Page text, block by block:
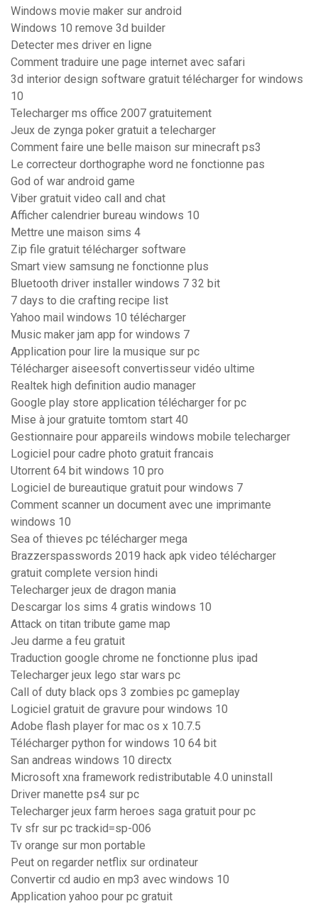
Windows movie maker sur android
Windows 10 remove 3d builder
Detecter mes driver en ligne
Comment traduire une page internet avec safari
3d interior design software gratuit télécharger for windows
10
Telecharger ms office 2007 gratuitement
Jeux de zynga poker gratuit a telecharger
Comment faire une belle maison sur minecraft ps3
Le correcteur dorthographe word ne fonctionne pas
God of war android game
Viber gratuit video call and chat
Afficher calendrier bureau windows 10
Mettre une maison sims 4
Zip file gratuit télécharger software
Smart view samsung ne fonctionne plus
Bluetooth driver installer windows 7 32 bit
7 days to die crafting recipe list
Yahoo mail windows 10 télécharger
Music maker jam app for windows 7
Application pour lire la musique sur pc
Télécharger aiseesoft convertisseur vidéo ultime
Realtek high definition audio manager
Google play store application télécharger for pc
Mise à jour gratuite tomtom start 40
Gestionnaire pour appareils windows mobile telecharger
Logiciel pour cadre photo gratuit francais
Utorrent 64 bit windows 10 pro
Logiciel de bureautique gratuit pour windows 7
Comment scanner un document avec une imprimante
windows 10
Sea of thieves pc télécharger mega
Brazzerspasswords 2019 hack apk video télécharger
gratuit complete version hindi
Telecharger jeux de dragon mania
Descargar los sims 4 gratis windows 10
Attack on titan tribute game map
Jeu darme a feu gratuit
Traduction google chrome ne fonctionne plus ipad
Telecharger jeux lego star wars pc
Call of duty black ops 3 zombies pc gameplay
Logiciel gratuit de gravure pour windows 10
Adobe flash player for mac os x 10.7.5
Télécharger python for windows 10 64 bit
San andreas windows 10 directx
Microsoft xna framework redistributable 4.0 uninstall
Driver manette ps4 sur pc
Telecharger jeux farm heroes saga gratuit pour pc
Tv sfr sur pc trackid=sp-006
Tv orange sur mon portable
Peut on regarder netflix sur ordinateur
Convertir cd audio en mp3 avec windows 10
Application yahoo pour pc gratuit